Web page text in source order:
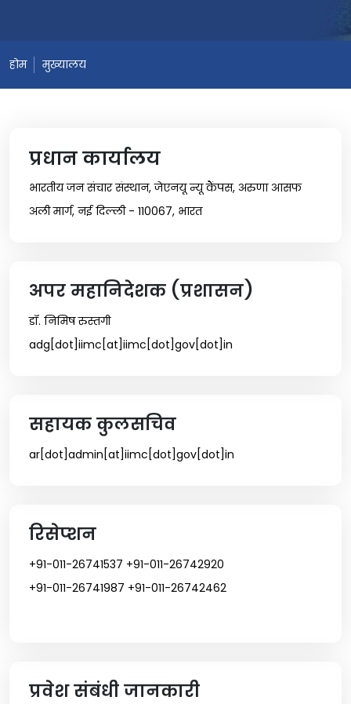
होम मुख्यालय
प्रधान कार्यालय
भारतीय जन संचार संस्थान, जेएनयू न्यू कैंपस, अरुणा आसफ
अली मार्ग, नई दिल्ली - 110067, भारत
अपर महानिदेशक (प्रशासन)
डॉ. निमिष रुस्तगी
adg[dot]iimc[at]iimc[dot]gov[dot]in
सहायक कुलसचिव
ar[dot]admin[at]iimc[dot]gov[dot]in
रिसेप्शन
+91-011-26741537 +91-011-26742920
+91-011-26741987 +91-011-26742462
प्रवेश संबंधी जानकारी